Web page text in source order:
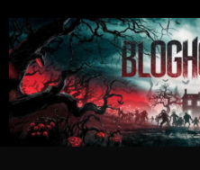
TO
CONTENT